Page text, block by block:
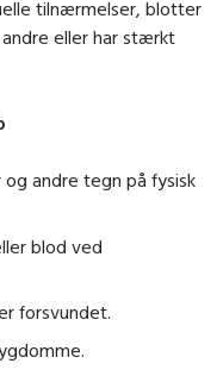
tilnærmelser, blotter
eller har stærkt
andre tegn på fysisk
blod ved
forsvundet.